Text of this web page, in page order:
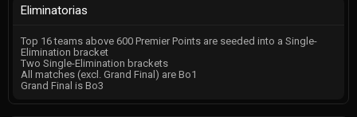
Eliminatorias
Top 16 teams above 600 Premier Points are seeded into a Single-
Elimination bracket
Two Single-Elimination brackets
All matches (excl. Grand Final) are Bo1
Grand Final is Bo3